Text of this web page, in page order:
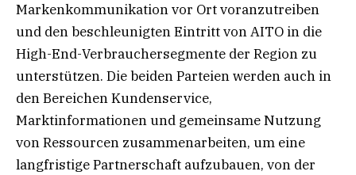
Markenkommunikation vor Ort voranzutreiben
und den beschleunigten Eintritt von AITO in die
High-End-Verbrauchersegmente der Region zu
unterstützen. Die beiden Parteien werden auch in
den Bereichen Kundenservice,
Marktinformationen und gemeinsame Nutzung
von Ressourcen zusammenarbeiten, um eine
langfristige Partnerschaft aufzubauen, von der